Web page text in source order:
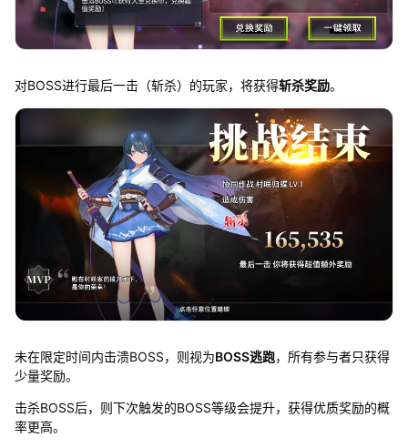
对BOSS进行最后一击（斩杀）的玩家，将获得斩杀奖励。
未在限定时间内击溃BOSS，则视为BOSS逃跑，所有参与者只获得
少量奖励。
击杀BOSS后，则下次触发的BOSS等级会提升，获得优质奖励的概
率更高。